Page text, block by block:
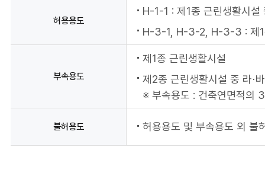
허용용도
H-1-1 : 제1종 근린생활시설
H-3-1, H-3-2, H-3-3 : 제1
부속용도
제1종 근린생활시설
제2종 근린생활시설 중 라⋅바
※ 부속용도 : 건축연면적의
불허용도 허용용도 및 부속용도 외 불